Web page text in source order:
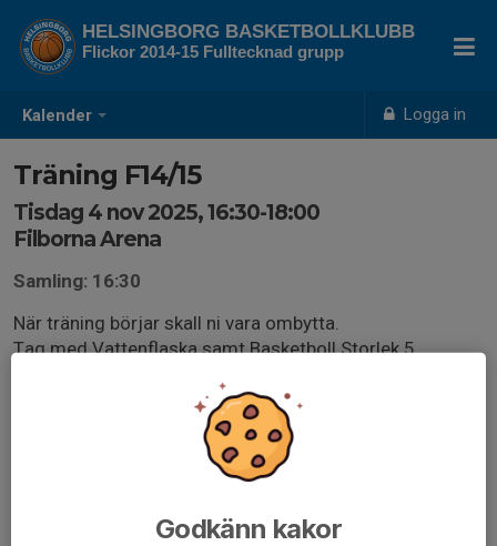
Kalender Logga in
HELSINGBORG BASKETBOLLKLUBB
Flickor 2014-15 Fulltecknad grupp
Träning F14/15
Tisdag 4 nov 2025, 16:30-18:00
Filborna Arena
Samling: 16:30
När träning börjar skall ni vara ombytta.
Tag med Vattenflaska samt Basketboll Storlek 5
Godkänn kakor